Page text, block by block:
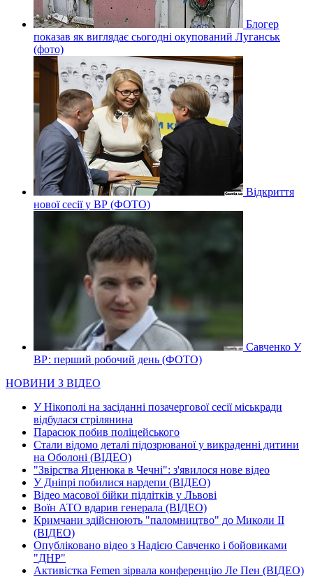
Блогер
показав як виглядає сьогодні окупований Луганськ
(фото)
Відкриття
нової сесії у ВР (ФОТО)
Савченко У
ВР: перший робочий день (ФОТО)
НОВИНИ З ВІДЕО
У Нікополі на засіданні позачергової сесії міськради
відбулася стрілянина
Парасюк побив поліцейського
Стали відомо деталі підозрюваної у викраденні дитини
на Оболоні (ВІДЕО)
"Звірства Яценюка в Чечні": з'явилося нове відео
У Дніпрі побилися нардепи (ВІДЕО)
Відео масової бійки підлітків у Львові
Воїн АТО вдарив генерала (ВІДЕО)
Кримчани здійснюють "паломництво" до Миколи ІІ
(ВІДЕО)
Опубліковано відео з Надією Савченко і бойовиками
"ДНР"
Активістка Femen зірвала конференцію Ле Пен (ВІДЕО)